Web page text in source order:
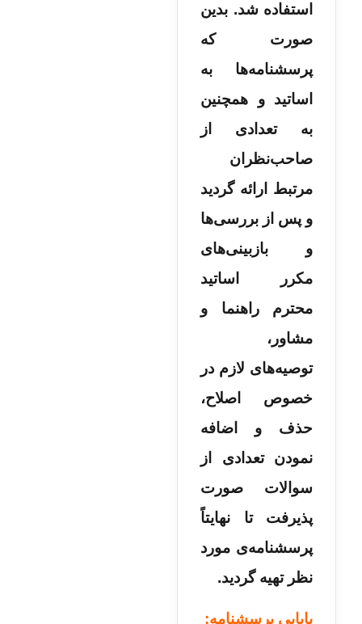
استفاده شد. بدین
صورت که
پرسشنامه­‌ها به
اساتید و همچنین
به تعدادی از
صاحب‌نظران
مرتبط ارائه گردید
و پس از بررسی‌ها
و بازبینی‌های
مکرر اساتید
محترم راهنما و
مشاور،
توصیه‌های لازم در
خصوص اصلاح،
حذف و اضافه
نمودن تعدادی از
سوالات صورت
پذیرفت تا نهایتاً
پرسشنامه­‌ی مورد
نظر تهیه گردید.
پایایی پرسشنامه: